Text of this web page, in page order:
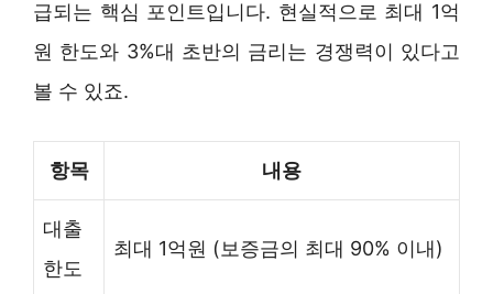
급되는 핵심 포인트입니다. 현실적으로 최대 1억
원 한도와 3%대 초반의 금리는 경쟁력이 있다고
볼 수 있죠.
항목 내용
대출
한도
최대 1억원 (보증금의 최대 90% 이내)